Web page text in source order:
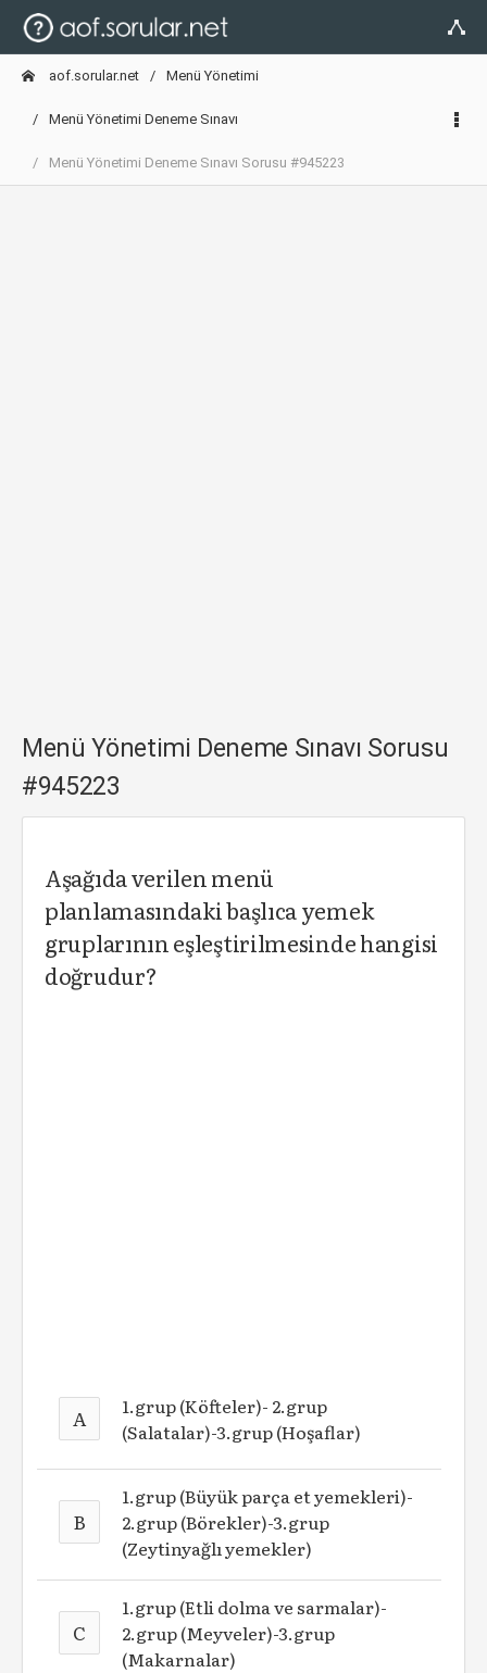
aof.sorular.net Menü Yönetimi
Menü Yönetimi Deneme Sınavı
Menü Yönetimi Deneme Sınavı Sorusu #945223
Menü Yönetimi Deneme Sınavı Sorusu
#945223
Aşağıda verilen menü
planlamasındaki başlıca yemek
gruplarının eşleştirilmesinde hangisi
doğrudur?
A
1.grup (Köfteler)- 2.grup
(Salatalar)-3.grup (Hoşaflar)
B
1.grup (Büyük parça et yemekleri)-
2.grup (Börekler)-3.grup
(Zeytinyağlı yemekler)
C
1.grup (Etli dolma ve sarmalar)-
2.grup (Meyveler)-3.grup
(Makarnalar)